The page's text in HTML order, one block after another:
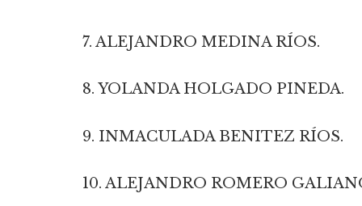
7. ALEJANDRO MEDINA RÍOS.
8. YOLANDA HOLGADO PINEDA.
9. INMACULADA BENITEZ RÍOS.
10. ALEJANDRO ROMERO